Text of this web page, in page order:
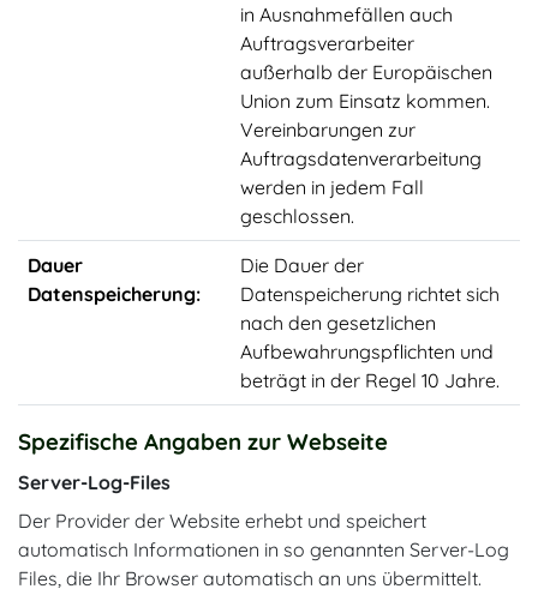
in Ausnahmefällen auch
Auftragsverarbeiter
außerhalb der Europäischen
Union zum Einsatz kommen.
Vereinbarungen zur
Auftragsdatenverarbeitung
werden in jedem Fall
geschlossen.
Dauer
Datenspeicherung:
Die Dauer der
Datenspeicherung richtet sich
nach den gesetzlichen
Aufbewahrungspflichten und
beträgt in der Regel 10 Jahre.
Spezifische Angaben zur Webseite
Server-Log-Files
Der Provider der Website erhebt und speichert
automatisch Informationen in so genannten Server-Log
Files, die Ihr Browser automatisch an uns übermittelt.